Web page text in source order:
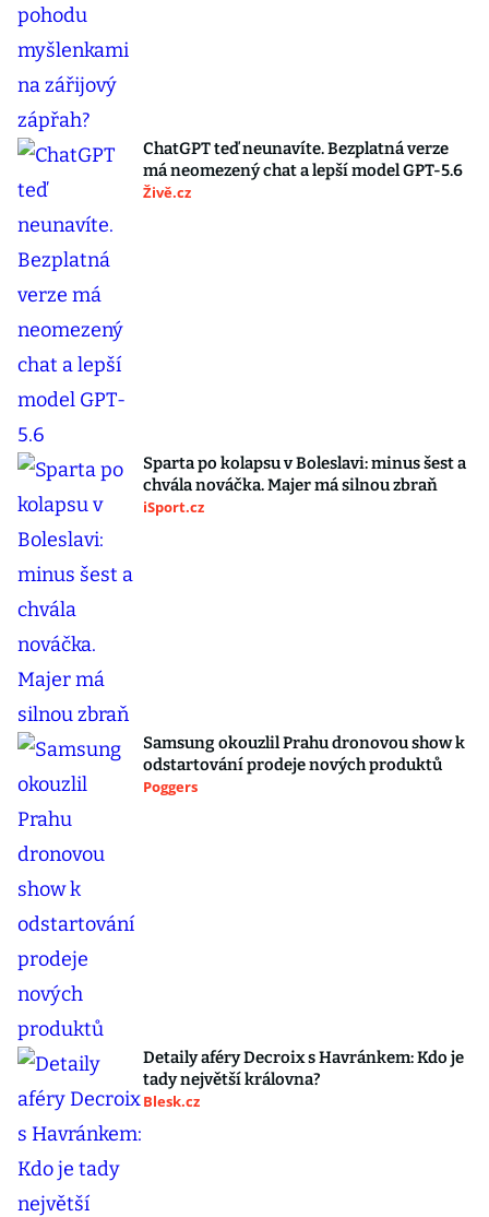
ChatGPT teď neunavíte. Bezplatná verze
má neomezený chat a lepší model GPT-5.6
Živě.cz
Sparta po kolapsu v Boleslavi: minus šest a
chvála nováčka. Majer má silnou zbraň
iSport.cz
Samsung okouzlil Prahu dronovou show k
odstartování prodeje nových produktů
Poggers
Detaily aféry Decroix s Havránkem: Kdo je
tady největší královna?
Blesk.cz